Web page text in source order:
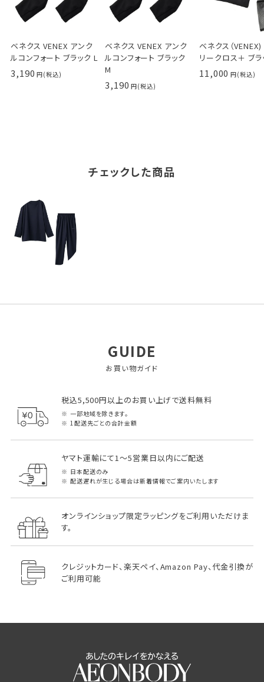
ベネクス VENEX アンク
ルコンフォート ブラック L
3,190
ベネクス VENEX アンク
ルコンフォート ブラック
M
3,190
ベネクス（
リークロス＋ ブラ
11,000
チェックした商品
GUIDE
お買い物ガイド
税込5,500円以上のお買い上げで送料無料
一部地域を除きます。
1配送先ごとの合計金額
ヤマト運輸にて1～5営業日以内にご配送
日本配送のみ
配送遅れが生じる場合は新着情報でご案内いたします
オンラインショップ限定ラッピングをご利用いただけま
す。
クレジットカード、楽天ペイ、Amazon Pay、代金引換が
ご利用可能